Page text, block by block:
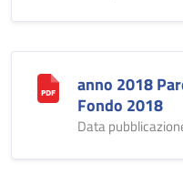
anno 2018
Fondo 2018
Data